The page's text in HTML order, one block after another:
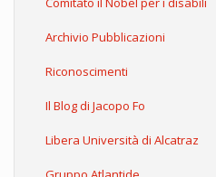
Archivio Pubblicazioni
Riconoscimenti
Il Blog di Jacopo Fo
Libera Università di Alcatraz